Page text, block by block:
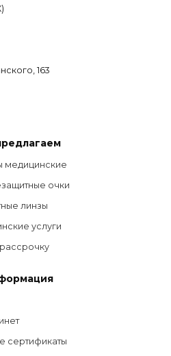
163
медицинские
очки
линзы
услуги
сертификаты